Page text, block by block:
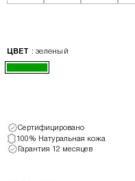
ЦВЕТ : зеленый
Сертифицировано
100% Натуральная кожа
Гарантия 12 месяцев